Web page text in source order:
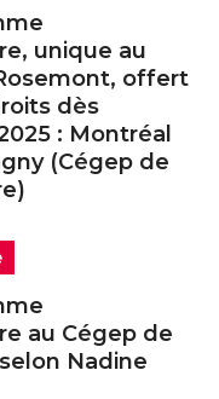
unique au
offert
dès
: Montréal
(Cégep de
au Cégep de
Nadine